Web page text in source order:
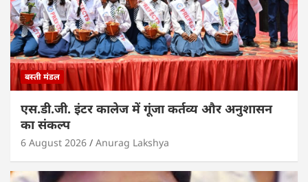
बस्ती मंडल
एस.डी.जी. इंटर कालेज में गूंजा कर्तव्य और अनुशासन
का संकल्प
6 August 2026 Anurag Lakshya